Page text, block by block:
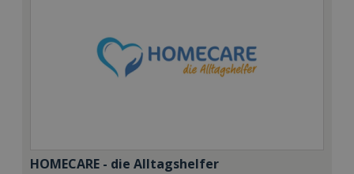
HOMECARE - die Alltagshelfer